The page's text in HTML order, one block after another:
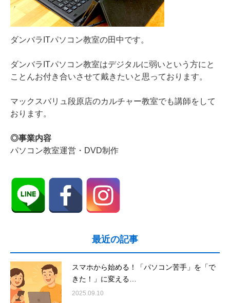
ダンバラITパソコン教室の田中です。
ダンバラITパソコン教室はデジタルに弱いという方にと
ことんお付き合いさせて戴きたいと思っております。
マックスバリュ段原店のカルチャー教室でも講師をして
おります。
◎事業内容
パソコン教室運営・DVD制作
最近の記事
スマホから始める！「パソコン苦手」を「で
きた！」に変える…
2025.09.10